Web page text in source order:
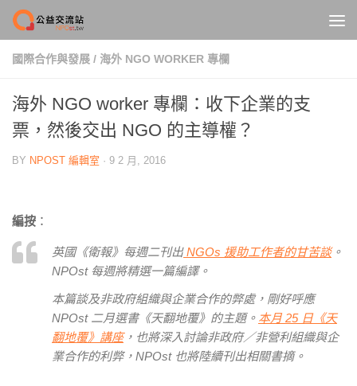
Skip to content
國際合作與發展 / 海外 NGO WORKER 專欄
海外 NGO worker 專欄：收下企業的支
票，然後交出 NGO 的主導權？
BY NPOST 編輯室 · 9 2 月, 2016
編按 ：
英國《衛報》每週二刊出 NGOs 援助工作者的甘苦談。
NPOst 每週將精選一篇編譯。
本篇談及非政府組織與企業合作的弊處，剛好呼應
NPOst 二月選書《天翻地覆》的主題。 本月25 日《天
翻地覆》講座，也將深入討論非政府／非營利組織與企
業合作的利弊，NPOst 也將陸續刊出相關書摘。